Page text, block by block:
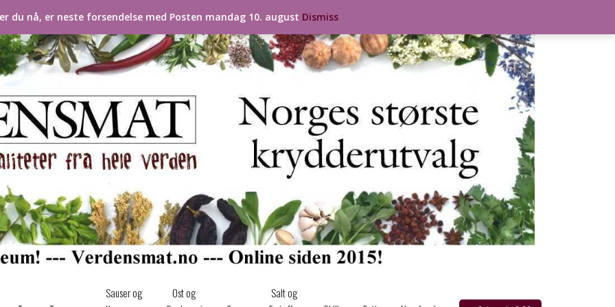
Sauser og
Ost og
Salt og
du nå, er neste forsendelse med Posten mandag 10. august Dismiss